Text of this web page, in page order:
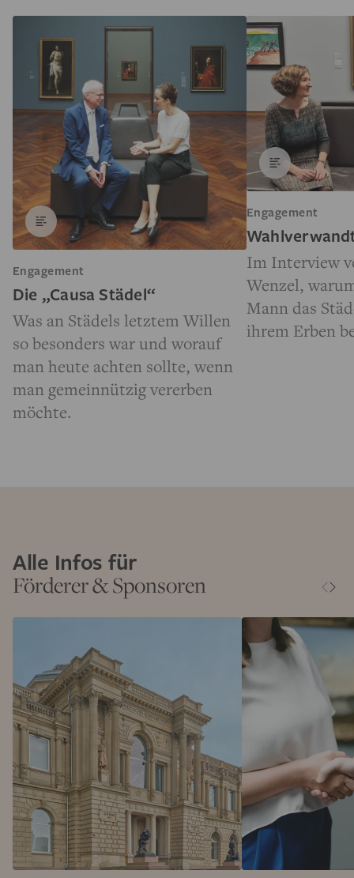
Engagement
Die „Causa Städel“
Was an Städels letztem Willen
so besonders war und worauf
man heute achten sollte, wenn
man gemeinnützig vererben
möchte.
Engagement
Im Interview
Wenzel,
Mann das
ihrem Erben
Alle Infos für
Förderer & Sponsoren